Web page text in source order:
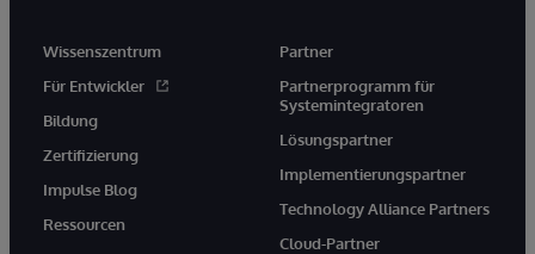
Wissenszentrum
Für Entwickler
Bildung
Zertifizierung
Impulse Blog
Ressourcen
Partner
Partnerprogramm für
Systemintegratoren
Lösungspartner
Implementierungspartner
Technology Alliance Partners
Cloud-Partner